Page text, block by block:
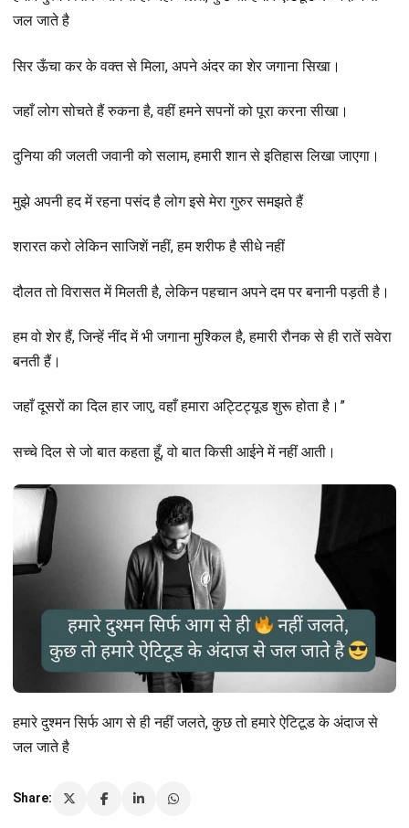
जल जाते है
सिर ऊँचा कर के वक्त से मिला, अपने अंदर का शेर जगाना सिखा।
जहाँ लोग सोचते हैं रुकना है, वहीं हमने सपनों को पूरा करना सीखा।
दुनिया की जलती जवानी को सलाम, हमारी शान से इतिहास लिखा जाएगा।
मुझे अपनी हद में रहना पसंद है लोग इसे मेरा गुरुर समझते हैं
शरारत करो लेकिन साजिशें नहीं, हम शरीफ है सीधे नहीं
दौलत तो विरासत में मिलती है, लेकिन पहचान अपने दम पर बनानी पड़ती है।
हम वो शेर हैं, जिन्हें नींद में भी जगाना मुश्किल है, हमारी रौनक से ही रातें सवेरा
बनती हैं।
जहाँ दूसरों का दिल हार जाए, वहाँ हमारा अट्टिट्यूड शुरू होता है।”
सच्चे दिल से जो बात कहता हूँ, वो बात किसी आईने में नहीं आती।
हमारे दुश्मन सिर्फ आग से ही नहीं जलते, कुछ तो हमारे ऐटिटूड के अंदाज से
जल जाते है
Share: